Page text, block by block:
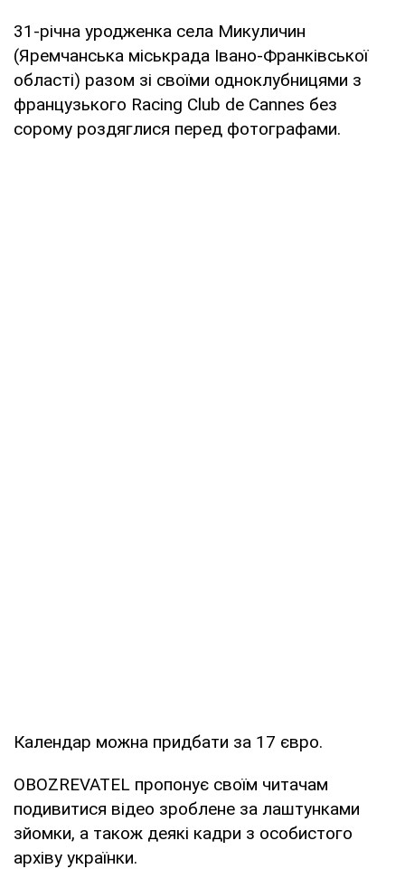
31-річна уродженка села Микуличин
(Яремчанська міськрада Івано-Франківської
області) разом зі своїми одноклубницями з
французького Racing Club de Cannes без
сорому роздяглися перед фотографами.
Календар можна придбати за 17 євро.
OBOZREVATEL пропонує своїм читачам
подивитися відео зроблене за лаштунками
зйомки, а також деякі кадри з особистого
архіву українки.